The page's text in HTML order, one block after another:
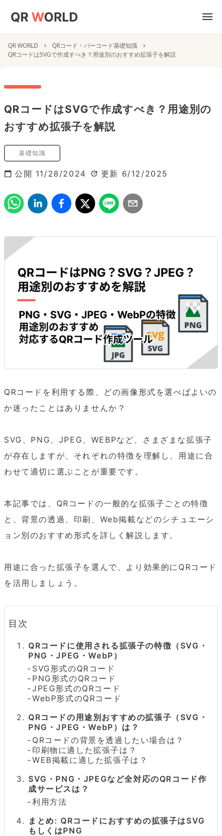
QR WORLD
QRコード・バーコード基礎知識
QRコードはSVGで作成すべき？用途別のおすすめ拡張子を解説
QRコードはSVGで作成すべき？用途別の
おすすめ拡張子を解説
基礎知識
公開 11/28/2024 更新 6/12/2025
QRコードを利用する際、どの画像形式を選べばよいの
か迷ったことはありませんか？
SVG、PNG、JPEG、WEBPなど、さまざまな拡張子
が存在しますが、それぞれの特徴を理解し、用途に合
わせて適切に選ぶことが重要です。
本記事では、QRコードの一般的な拡張子ごとの特徴
と、背景の透過、印刷、Web掲載などのシチュエーシ
ョン別のおすすめ形式を詳しく解説します。
用途に合った拡張子を選んで、より効果的にQRコード
を活用しましょう。
目次
QRコードに使用される拡張子の特徴（SVG・
PNG・JPEG・WebP）
SVG形式のQRコード
PNG形式のQRコード
JPEG形式のQRコード
WebP形式のQRコード
QRコードの用途別おすすめの拡張子（SVG・
PNG・JPEG・WebP）は？
QRコードの背景を透過したい場合は？
印刷物に適した拡張子は？
WEB掲載に適した拡張子は？
SVG・PNG・JPEGなど全対応のQRコード作
成サービスは？
利用方法
まとめ: QRコードにおすすめの拡張子はSVG
もしくはPNG